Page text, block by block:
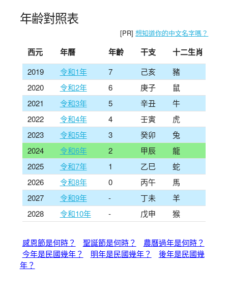
年齢對照表
[PR]想知道你的中文名字嗎？
西元 年曆 年齡 干支 十二生肖
2019 令和1年 7 己亥
豬
2020
令和2年 6 庚子
鼠
2021
令和3年 5 辛丑
牛
2022
令和4年 4 壬寅
虎
2023
令和5年 3 癸卯
兔
2024
令和6年 2 甲辰
龍
2025
令和7年 1 乙巳
蛇
2026
令和8年 0 丙午
馬
2027
令和9年 - 丁未
羊
2028
令和10年 - 戊申 猴
感恩節是何時？ 聖誕節是何時？
農曆過年是何時？
今年是民國幾年？
明年是民國幾年？
後年是民國幾
年？